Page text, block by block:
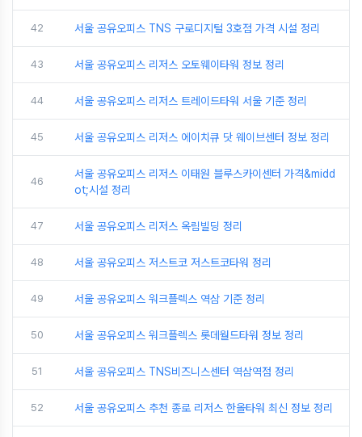
42 서울 공유오피스 TNS 구로디지털 3호점 가격 시설 정리
43 서울 공유오피스 리저스 오토웨이타워 정보 정리
44 서울 공유오피스 리저스 트레이드타워 서울 기준 정리
45 서울 공유오피스 리저스 에이치큐 닷 웨이브센터 정보 정리
46
서울 공유오피스 리저스 이태원 블루스카이센터 가격&midd
ot;시설 정리
47 서울 공유오피스 리저스 옥림빌딩 정리
48 서울 공유오피스 저스트코 저스트코타워 정리
49 서울 공유오피스 워크플렉스 역삼 기준 정리
50 서울 공유오피스 워크플렉스 롯데월드타워 정보 정리
51 서울 공유오피스 TNS비즈니스센터 역삼역점 정리
52 서울 공유오피스 추천 종로 리저스 한올타워 최신 정보 정리